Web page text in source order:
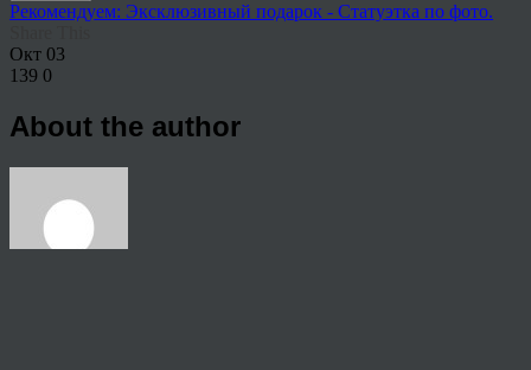
Рекомендуем: Эксклюзивный подарок - Статуэтка по фото.
Окт 03
139 0
About the author